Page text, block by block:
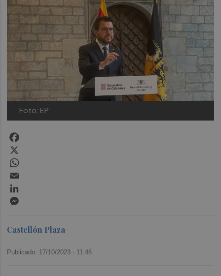
Foto: EP
Castellón Plaza
Publicado: 17/10/2023 · 11:46